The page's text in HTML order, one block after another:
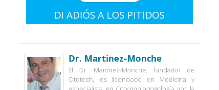
DI ADIÓS A LOS PITIDOS
Dr. Martinez-Monche
El Dr. Martínez-Monche, fundador de
Ototech, es licenciado en Medicina y